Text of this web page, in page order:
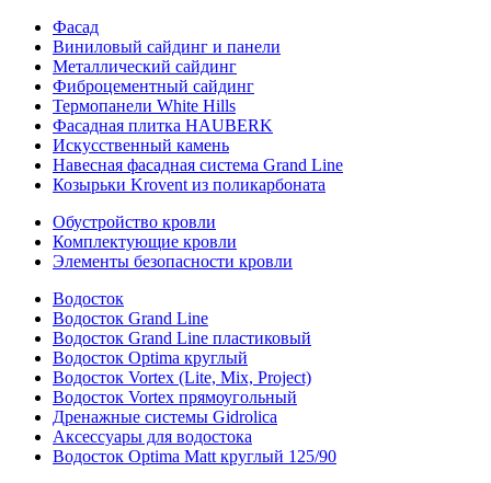
Фасад
Виниловый сайдинг и панели
Металлический сайдинг
Фиброцементный сайдинг
Термопанели White Hills
Фасадная плитка HAUBERK
Искусственный камень
Навесная фасадная система Grand Line
Козырьки Krovent из поликарбоната
Обустройство кровли
Комплектующие кровли
Элементы безопасности кровли
Водосток
Водосток Grand Line
Водосток Grand Line пластиковый
Водосток Optima круглый
Водосток Vortex (Lite, Mix, Project)
Водосток Vortex прямоугольный
Дренажные системы Gidrolica
Аксессуары для водостока
Водосток Optima Matt круглый 125/90